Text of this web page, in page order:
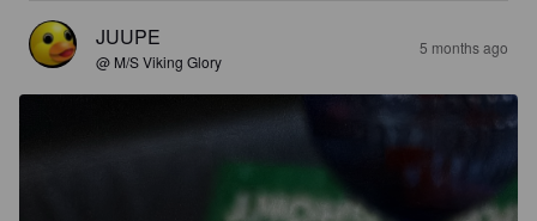
JUUPE
@ M/S Viking Glory
5 months ago